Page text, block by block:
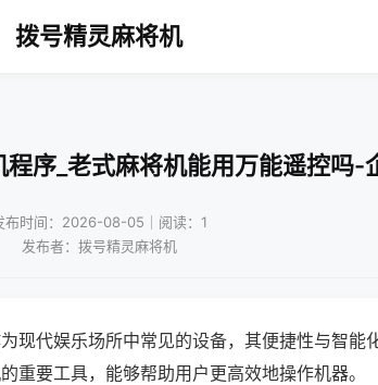
拨号精灵麻将机
序_老式麻将机能用万能遥控吗-
布时间：2026-08-05｜阅读：1
发布者：拨号精灵麻将机
现代娱乐场所中常见的设备，其便捷性与智能
重要工具，能够帮助用户更高效地操作机器。